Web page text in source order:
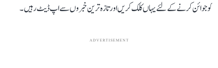
کو جوائن کرنے کے لئے یہاں کلک کریں اور تازہ ترین خبروں سے اپ ڈیٹ رہیں۔
ADVERTISEMENT